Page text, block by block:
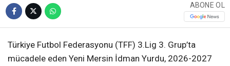
ABONE OL
Türkiye Futbol Federasyonu (TFF) 3.Lig 3. Grup’ta
mücadele eden Yeni Mersin İdman Yurdu, 2026-2027